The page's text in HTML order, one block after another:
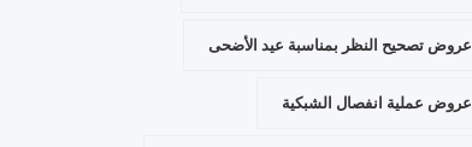
عروض تصحيح النظر بمناسبة عيد الأضحى
عروض عملية انفصال الشبكية